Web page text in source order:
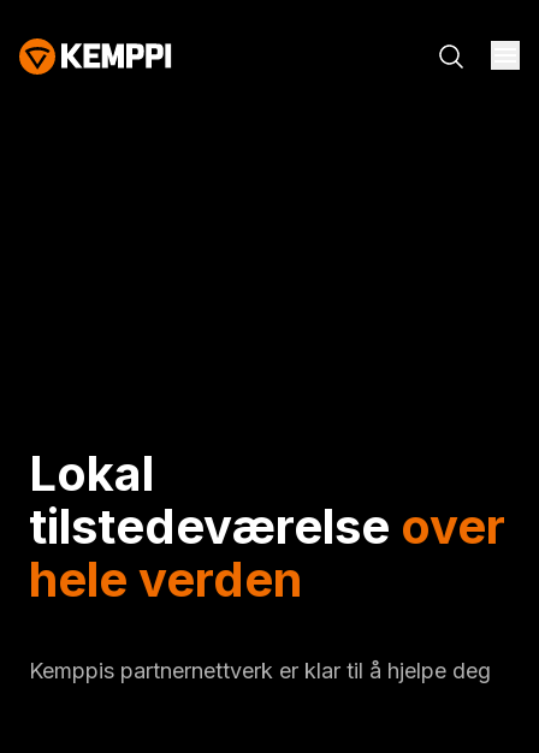
Lokal
tilstedeværelse over
hele verden
Kemppis partnernettverk er klar til å hjelpe deg